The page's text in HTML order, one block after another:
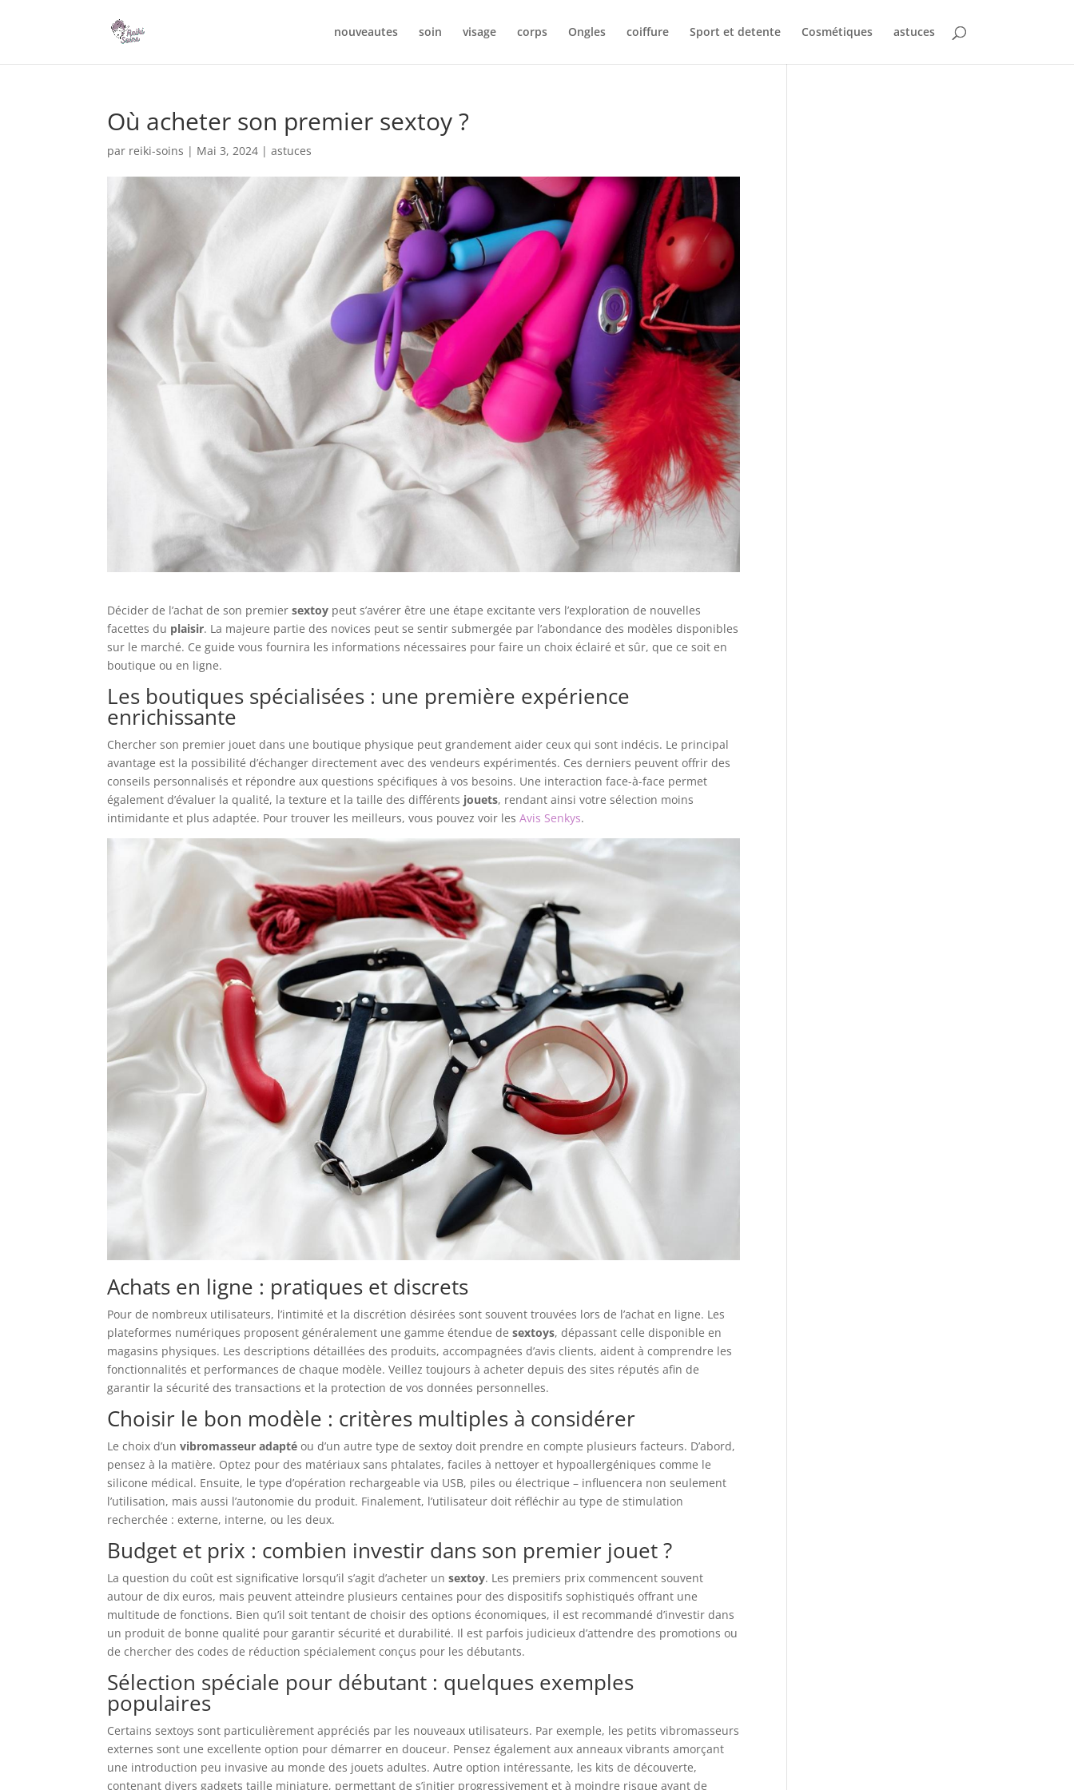
nouveautes soin visage corps Ongles coiffure Sport et detente Cosmétiques astuces
Où acheter son premier sextoy ?
par reiki-soins | Mai 3, 2024 |astuces
Décider de l’achat de son premiersextoy peut s’avérer être une étape excitante vers l’exploration de nouvelles
facettes du plaisir. La majeure partie des novices peut se sentir submergée par l’abondance des modèles disponibles
sur le marché. Ce guide vous fournira les informations nécessaires pour faire un choix éclairé et sûr, que ce soit en
boutique ou en ligne.
Les boutiques spécialisées : une première expérience
enrichissante
Chercher son premier jouet dans une boutique physique peut grandement aider ceux qui sont indécis. Le principal
avantage est la possibilité d’échanger directement avec des vendeurs expérimentés. Ces derniers peuvent offrir des
conseils personnalisés et répondre aux questions spécifiques à vos besoins. Une interaction face-à-face permet
également d’évaluer la qualité, la texture et la taille des différents jouets, rendant ainsi votre sélection moins
intimidante et plus adaptée. Pour trouver les meilleurs, vous pouvez voir lesAvis Senkys.
Achats en ligne : pratiques et discrets
Pour de nombreux utilisateurs, l’intimité et la discrétion désirées sont souvent trouvées lors de l’achat en ligne. Les
plateformes numériques proposent généralement une gamme étendue desextoys, dépassant celle disponible en
magasins physiques. Les descriptions détaillées des produits, accompagnées d’avis clients, aident à comprendre les
fonctionnalités et performances de chaque modèle. Veillez toujours à acheter depuis des sites réputés afin de
garantir la sécurité des transactions et la protection de vos données personnelles.
Choisir le bon modèle : critères multiples à considérer
Le choix d’unvibromasseur adapté ou d’un autre type de sextoy doit prendre en compte plusieurs facteurs. D’abord,
pensez à la matière. Optez pour des matériaux sans phtalates, faciles à nettoyer et hypoallergéniques comme le
silicone médical. Ensuite, le type d’opération rechargeable via USB, piles ou électrique – influencera non seulement
l’utilisation, mais aussi l’autonomie du produit. Finalement, l’utilisateur doit réfléchir au type de stimulation
recherchée : externe, interne, ou les deux.
Budget et prix : combien investir dans son premier jouet ?
La question du coût est significative lorsqu’il s’agit d’acheter unsextoy. Les premiers prix commencent souvent
autour de dix euros, mais peuvent atteindre plusieurs centaines pour des dispositifs sophistiqués offrant une
multitude de fonctions. Bien qu’il soit tentant de choisir des options économiques, il est recommandé d’investir dans
un produit de bonne qualité pour garantir sécurité et durabilité. Il est parfois judicieux d’attendre des promotions ou
de chercher des codes de réduction spécialement conçus pour les débutants.
Sélection spéciale pour débutant : quelques exemples
populaires
Certains sextoys sont particulièrement appréciés par les nouveaux utilisateurs. Par exemple, les petits vibromasseurs
externes sont une excellente option pour démarrer en douceur. Pensez également aux anneaux vibrants amorçant
une introduction peu invasive au monde des jouets adultes. Autre option intéressante, les kits de découverte,
contenant divers gadgets taille miniature, permettant de s’initier progressivement et à moindre risque avant de